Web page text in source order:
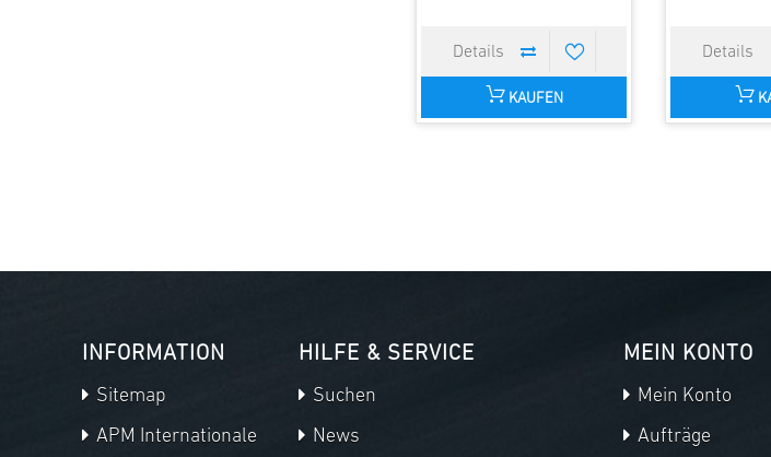
KAUFEN
INFORMATION
Sitemap
APM Internationale
HILFE & SERVICE
Suchen
News
MEIN KONTO
Mein Konto
Aufträge